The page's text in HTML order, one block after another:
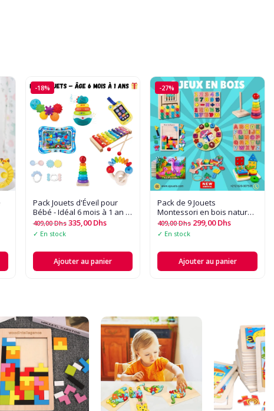
-18%
Pack Jouets d'Éveil pour
Bébé - Idéal 6 mois à 1 an -
Le Cadeau Parfait pour
l'Éveil ??
409,00Dhs 335,00Dhs
✓ En stock
Ajouter au panier
-27%
Pack de 9 Jouets
Montessori en bois naturel,
jouets éducatifs, ludiques
et amusants pour les petits
409,00Dhs 299,00Dhs
✓ En stock
Ajouter au panier